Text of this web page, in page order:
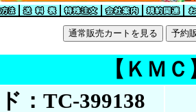
【ＫＭ
：TC-399138